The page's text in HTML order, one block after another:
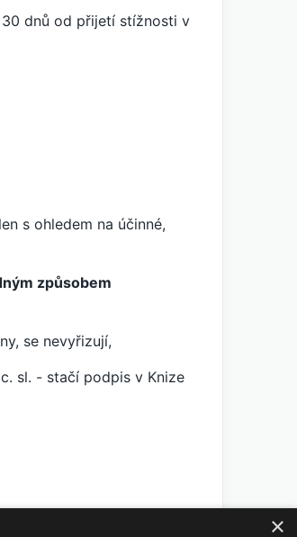
dnů od přijetí stížnosti v
s ohledem na účinné,
způsobem
se nevyřizují,
sl. - stačí podpis v Knize
×